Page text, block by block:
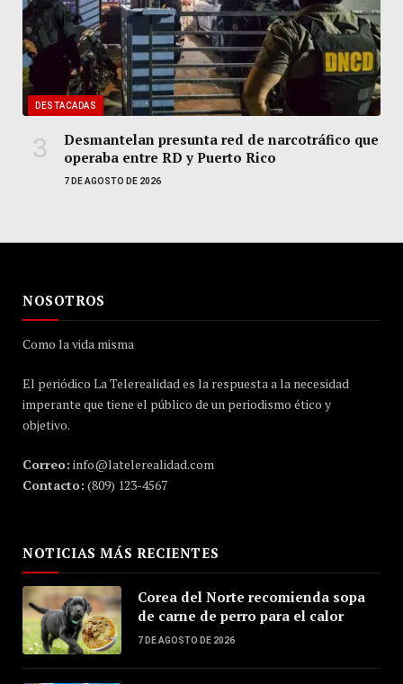
DESTACADAS
Desmantelan presunta red de narcotráfico que
operaba entre RD y Puerto Rico
7 DE AGOSTO DE 2026
NOSOTROS
Como la vida misma
El periódico La Telerealidad es la respuesta a la necesidad
imperante que tiene el público de un periodismo ético y
objetivo.
Correo: info@latelerealidad.com
Contacto: (809) 123-4567
NOTICIAS MÁS RECIENTES
Corea del Norte recomienda sopa
de carne de perro para el calor
7 DE AGOSTO DE 2026